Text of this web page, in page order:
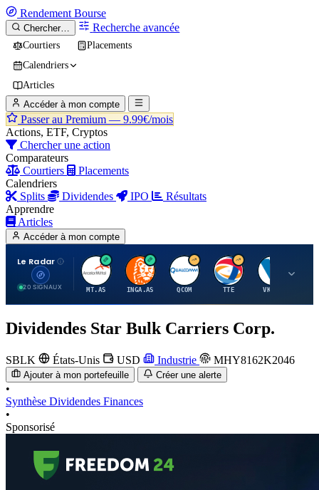
Rendement Bourse
Chercher… Recherche avancée
Courtiers
Placements
Calendriers
Articles
Accéder à mon compte
Passer au Premium — 9.99€/mois
Actions, ETF, Cryptos
Chercher une action
Comparateurs
Courtiers
Placements
Calendriers
Splits
Dividendes IPO
Résultats
Apprendre
Articles
Accéder à mon compte
Le Radar
20 SIGNAUX
A
MT.AS
I
INGA.AS
Q
QCOM
T
TTE VK.PA
Dividendes Star Bulk Carriers Corp.
SBLK États-Unis USD Industrie MHY8162K2046
Ajouter à mon portefeuille Créer une alerte
•
Synthèse Dividendes Finances
•
Sponsorisé